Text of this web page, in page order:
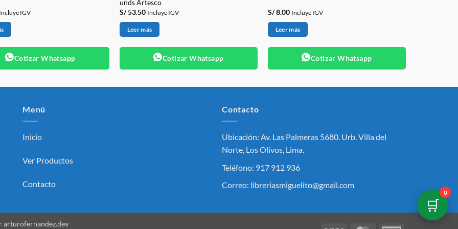
Incluye IGV
Cotizar Whatsapp
unds Artesco
S/53.50 Incluye IGV
Leer más
Cotizar Whatsapp
S/8.00 Incluye IGV
Leer más
Cotizar Whatsapp
Menú
Inicio
Ver Productos
Contacto
Contacto
Ubicación: Av. Las Palmeras 5680. Urb. Villa del
Norte, Los Olivos, Lima.
Teléfono: 917 912 936
Correo: libreriasmiguelito@gmail.com
arturofernandez.dev
🛒
0